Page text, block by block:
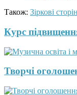
Також: Зіркові
Курс
Творчі